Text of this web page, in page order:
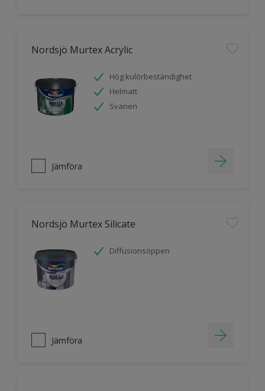
Nordsjö Murtex Acrylic
Hög kulörbeständighet
Helmatt
Svanen
Jämföra
Nordsjö Murtex Silicate
Diffusionsöppen
Jämföra